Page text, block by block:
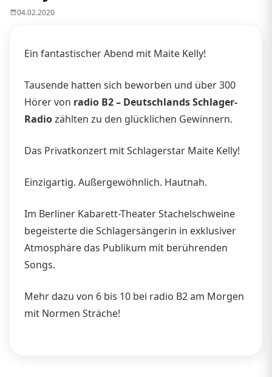
04.02.2020
Ein fantastischer Abend mit Maite Kelly!
Tausende hatten sich beworben und über 300
Hörer von radio B2 – Deutschlands Schlager-
Radiozählten zu den glücklichen Gewinnern.
Das Privatkonzert mit Schlagerstar Maite Kelly!
Einzigartig. Außergewöhnlich. Hautnah.
Im Berliner Kabarett-Theater Stachelschweine
begeisterte die Schlagersängerin in exklusiver
Atmosphäre das Publikum mit berührenden
Songs.
Mehr dazu von 6 bis 10 bei radio B2 am Morgen
mit Normen Sträche!